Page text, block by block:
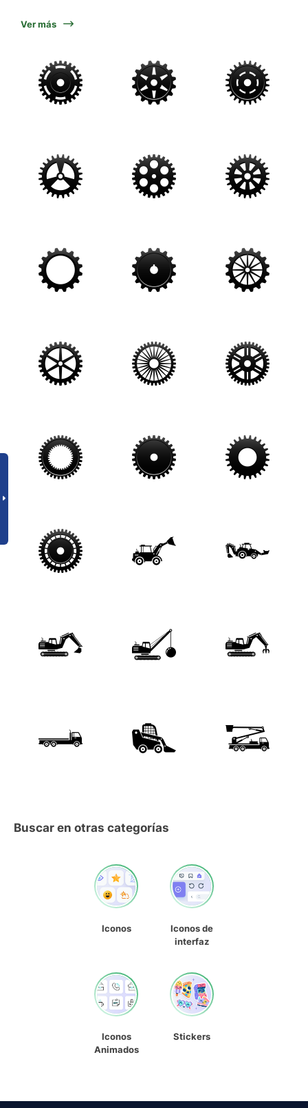
Ver más
Buscar en otras categorías
Iconos
Iconos de
interfaz
Iconos
Animados
Stickers